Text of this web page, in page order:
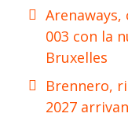
Arenaways,
003 con la
Bruxelles
Brennero,
2027